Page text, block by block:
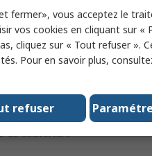
produit
papier
capot
de couverture
fermer», vous acceptez le
vos cookies en cliquant sur «
cliquez sur « Tout refuser ».
Pour en savoir plus,
refuser